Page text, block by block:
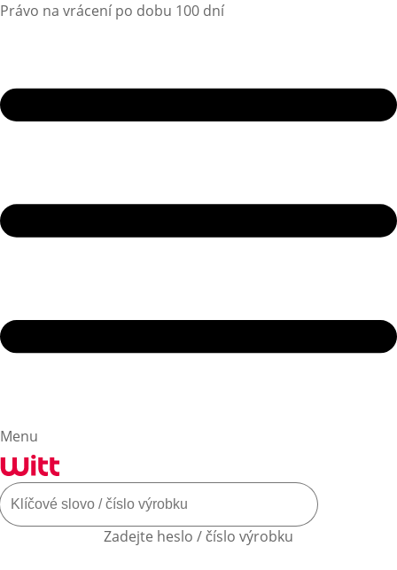
Právo na vrácení po dobu 100 dní
Menu
Zadejte heslo / číslo výrobku